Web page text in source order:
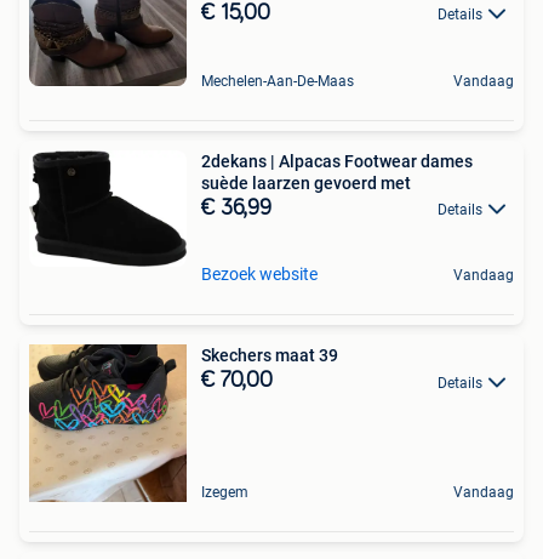
€ 15,00 Details
Mechelen-Aan-De-Maas Vandaag
2dekans | Alpacas Footwear dames
suède laarzen gevoerd met
€ 36,99 Details
Bezoek website Vandaag
Skechers maat 39
€ 70,00 Details
Izegem Vandaag